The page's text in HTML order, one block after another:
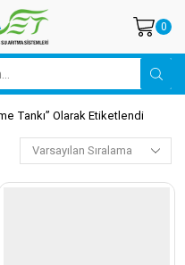
0
Tankı” Olarak Etiketlendi